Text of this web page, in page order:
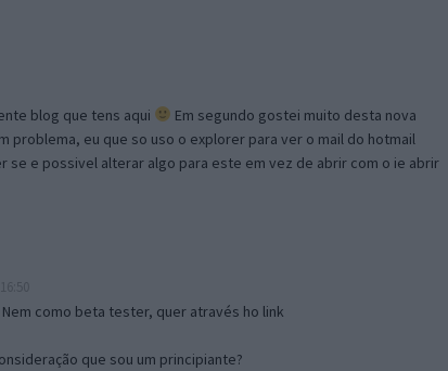
blog que tens aqui
Em segundo gostei muito desta nova
problema, eu que so uso o explorer para ver o mail do hotmail
e possivel alterar algo para este em vez de abrir com o ie abrir
como beta tester, quer através ho link
que sou um principiante?